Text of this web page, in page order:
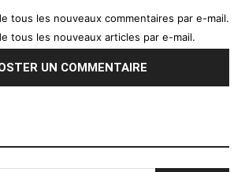
tous les nouveaux commentaires par e-mail.
tous les nouveaux articles par e-mail.